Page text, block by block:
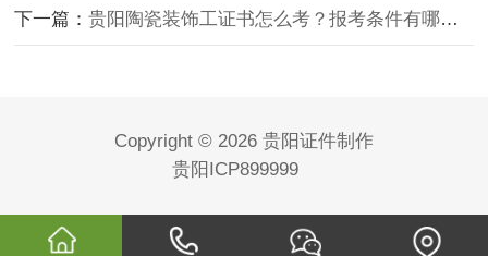
下一篇：贵阳陶瓷装饰工证书怎么考？报考条件有哪些？
Copyright © 2026 贵阳证件制作
贵阳ICP899999